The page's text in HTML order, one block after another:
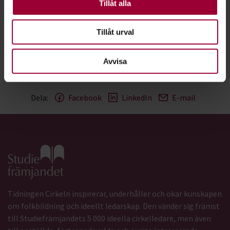
Tillåt alla
Tillåt urval
Avvisa
/Tommy Winberg, förbundsordförande Studiefrämjandet
7 september 2020
Dela: Facebook LinkedIn E-mail
Gå till studiefrämjandets startsida
Tidningen Cirkeln inspirerar, underhåller och ökar kunskapen
om folkbildning och ideellt ledarskap. Den vänder sig främst
till Studiefrämjandets 5 000 ideella cirkelledare, men även